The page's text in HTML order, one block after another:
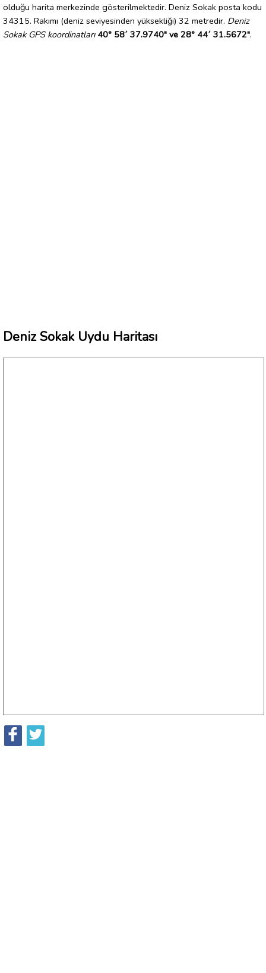
olduğu harita merkezinde gösterilmektedir. Deniz Sokak posta kodu
34315. Rakımı (deniz seviyesinden yüksekliği) 32 metredir. Deniz
Sokak GPS koordinatları 40° 58´ 37.9740" ve 28° 44´ 31.5672".
Deniz Sokak Uydu Haritası